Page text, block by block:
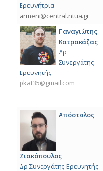
Ερευνήτρια
armeni@central.ntua.gr
Παναγιώτης
Κατρακάζας
Δρ
Συνεργάτης-
Ερευνητής
pkat35@gmail.com
Απόστολος
Ζιακόπουλος
Δρ Συνεργάτης-Ερευνητής